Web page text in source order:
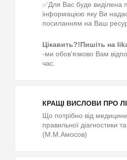
✅Для Вас буде виділена
інформацією яку Ви
посиланням на Ваш
Цікавить?!Пишіть на
-ми обов'язково Вам
час.
КРАЩІ ВИСЛОВИ ПРО
Що потрібно від
правильної діагностики
(М.М.Амосов)